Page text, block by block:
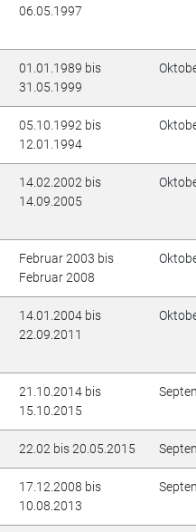
06.05.1997
01.01.1989 bis
31.05.1999
05.10.1992 bis
12.01.1994
14.02.2002 bis
14.09.2005
Februar 2003 bis
Februar 2008
14.01.2004 bis
22.09.2011
21.10.2014 bis
15.10.2015
22.02 bis 20.05.2015
17.12.2008 bis
10.08.2013